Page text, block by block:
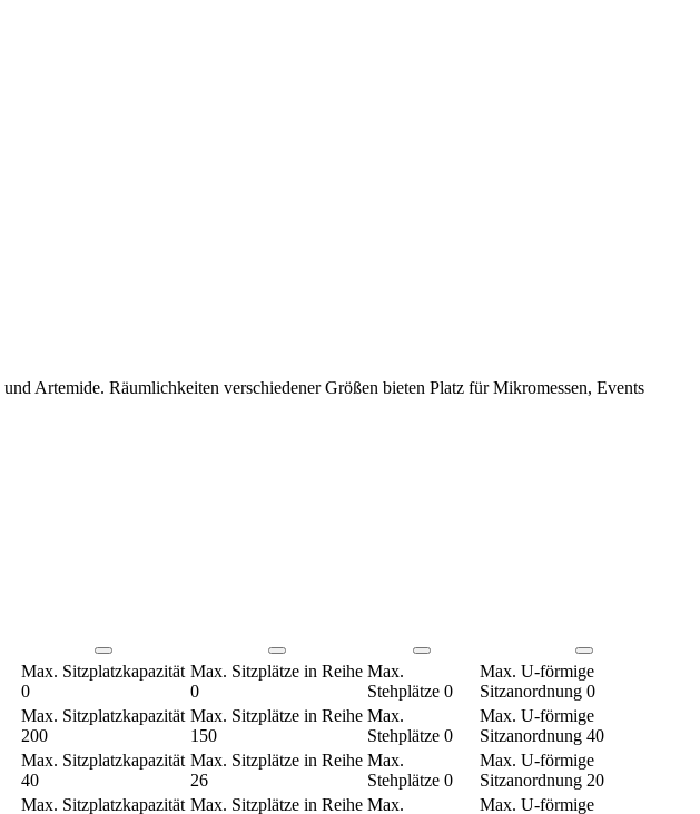
und Artemide. Räumlichkeiten verschiedener Größen bieten Platz für Mikromessen, Events
Max. Sitzplatzkapazität
0
Max. Sitzplätze in Reihe
0
Max.
Stehplätze 0
Max. U-förmige
Sitzanordnung 0
Max. Sitzplatzkapazität
200
Max. Sitzplätze in Reihe
150
Max.
Stehplätze 0
Max. U-förmige
Sitzanordnung 40
Max. Sitzplatzkapazität
40
Max. Sitzplätze in Reihe
26
Max.
Stehplätze 0
Max. U-förmige
Sitzanordnung 20
Max. Sitzplatzkapazität Max. Sitzplätze in Reihe Max. Max. U-förmige